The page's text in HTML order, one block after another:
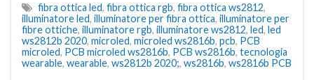
fibra ottica led, fibra ottica rgb, fibra ottica ws2812,
illuminatore led, illuminatore per fibra ottica, illuminatore per
fibre ottiche, illuminatore rgb, illuminatore ws2812, led, led
ws2812b 2020, microled, microled ws2816b, pcb, PCB
microled, PCB microled ws2816b, PCB ws2816b, tecnologia
wearable, wearable, ws2812b 2020;, ws2816b, ws2816b PCB